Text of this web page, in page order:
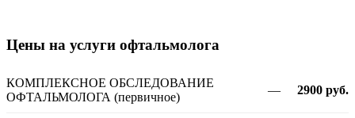
Цены на услуги офтальмолога
КОМПЛЕКСНОЕ ОБСЛЕДОВАНИЕ
ОФТАЛЬМОЛОГА (первичное)
— 2900 руб.